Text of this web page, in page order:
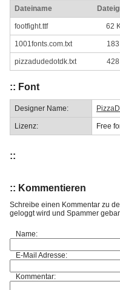
Dateiname
footfight.ttf 62
1001fonts.com.txt
pizzadudedotdk.txt
:: Font
Designer Name:
Lizenz: Free
::
:: Kommentieren
Schreibe einen Kommentar zu
geloggt wird und Spammer
Name:
E-Mail Adresse:
Kommentar: